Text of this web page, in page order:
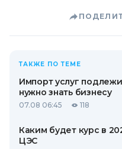
ТАКЖЕ ПО ТЕМЕ
Импорт услуг
нужно знать бизнесу
07.08 06:45 118
Каким будет курс в
ЦЭС